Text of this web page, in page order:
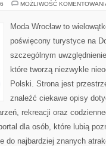
MOŻLIWOŚĆ
Moda Wrocław to
poświęcony turystyce na
szczególnym
które tworzą niezwykle
Polski. Strona jest
znaleźć ciekawe opisy
rekreacji oraz
dla osób, które lubią
do najbardziej znanych